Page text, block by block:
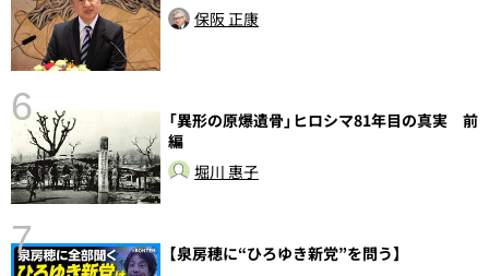
保阪 正康
6
「異形の原爆遺骨」ヒロシマ81年目の真実 前
編
堀川 惠子
7 【泉房穂に“ひろゆき新党”を問う】